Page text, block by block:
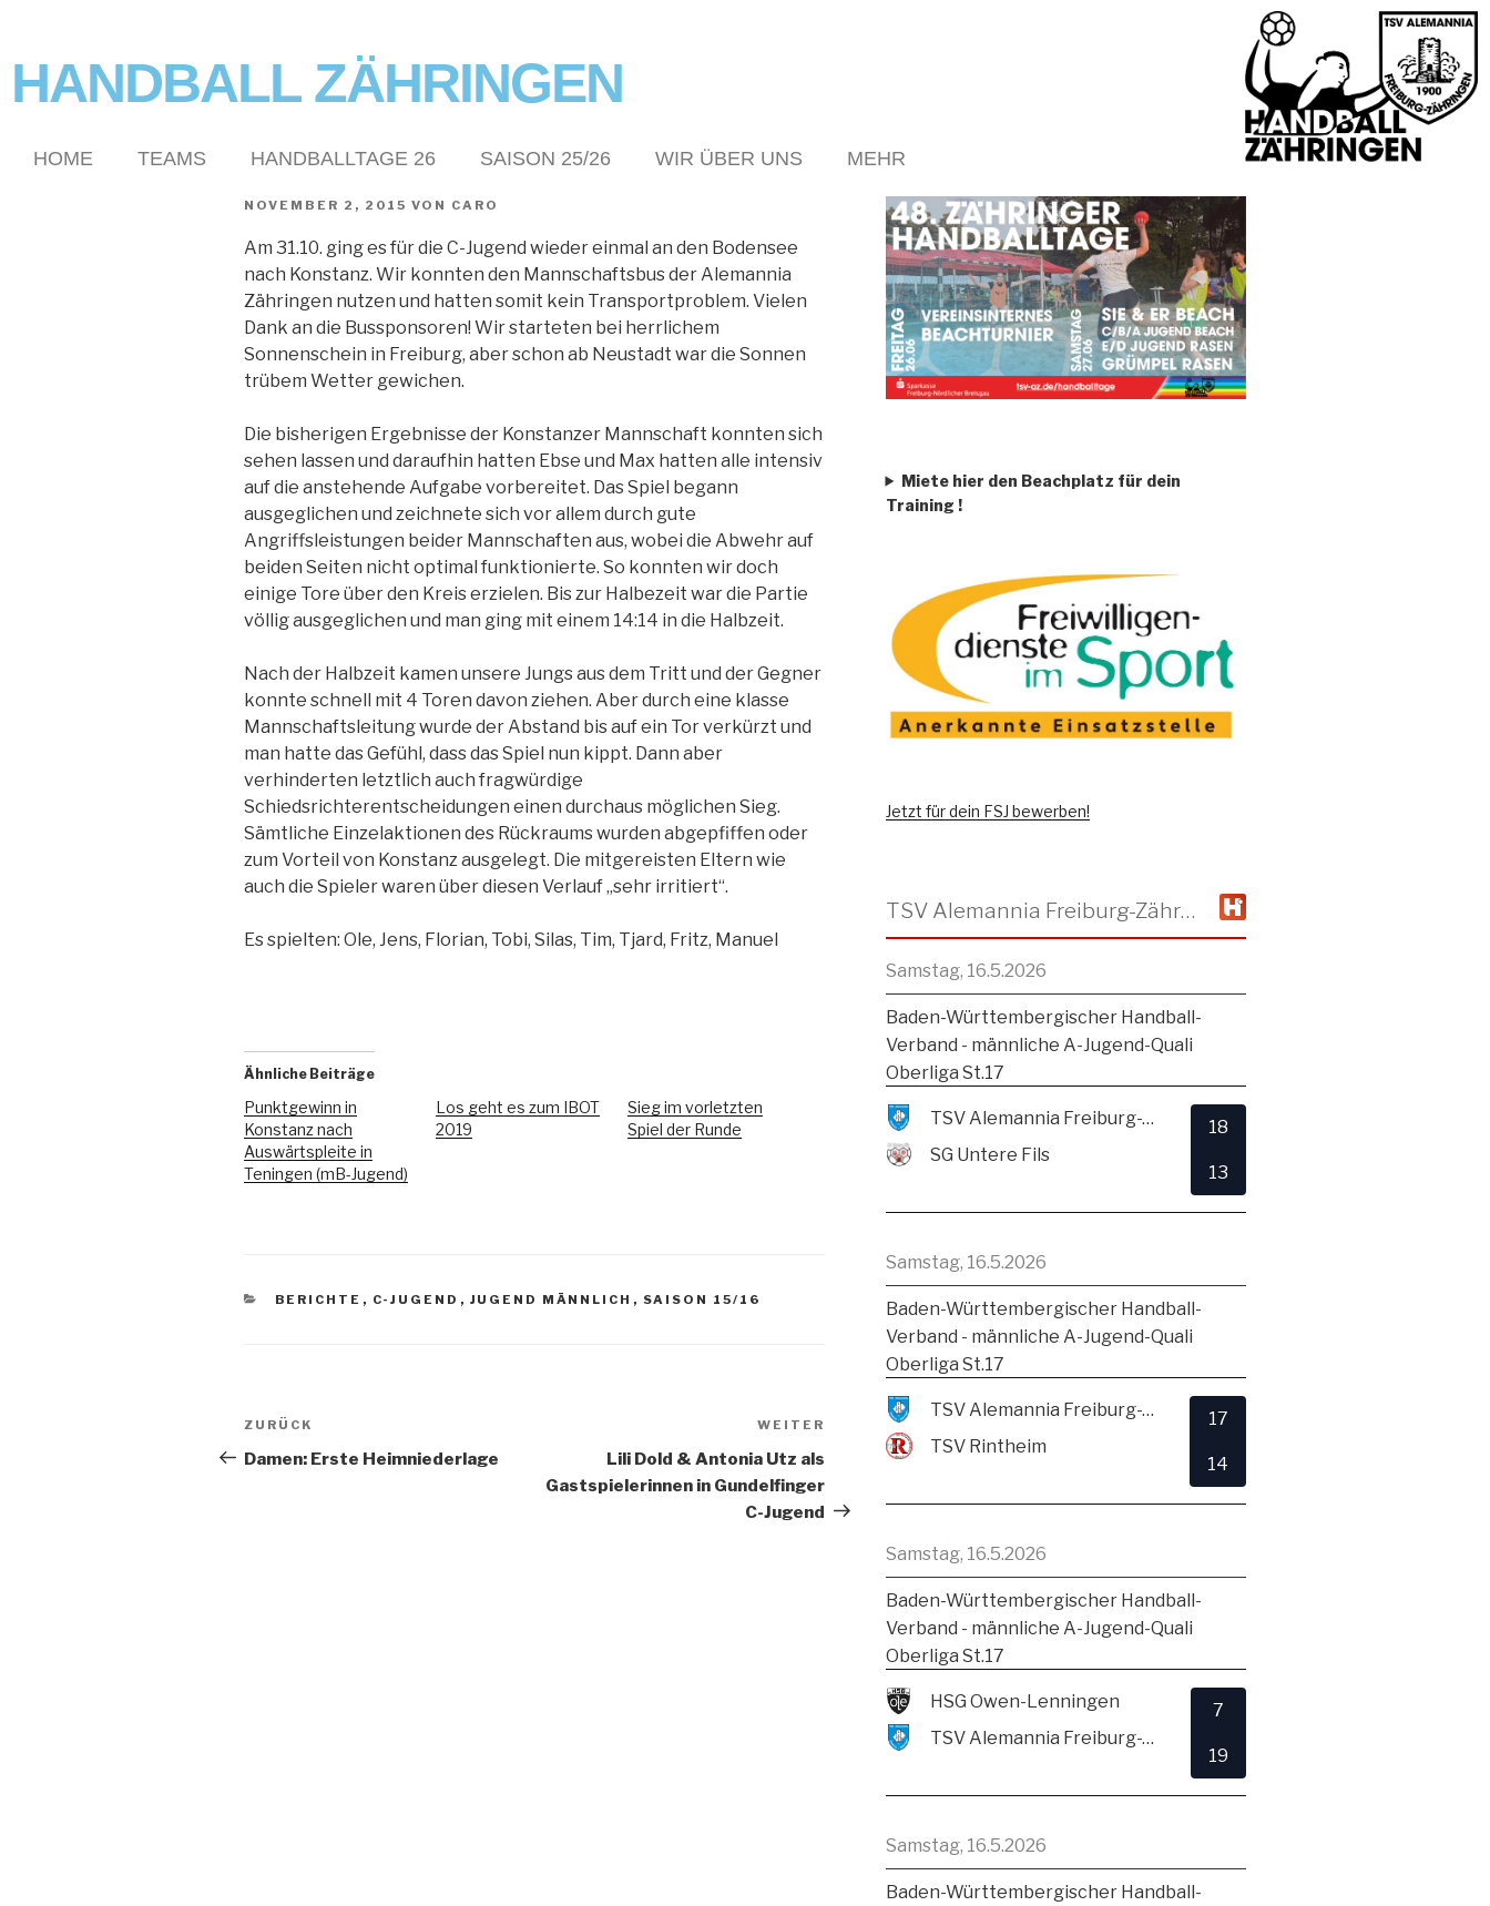
HANDBALL ZÄHRINGEN
HOME TEAMS HANDBALLTAGE 26 SAISON 25/26 WIR ÜBER UNS MEHR
NOVEMBER 2, 2015 VON CARO
Am 31.10. ging es für die C-Jugend wieder einmal an den Bodensee
nach Konstanz. Wir konnten den Mannschaftsbus der Alemannia
Zähringen nutzen und hatten somit kein Transportproblem. Vielen
Dank an die Bussponsoren! Wir starteten bei herrlichem
Sonnenschein in Freiburg, aber schon ab Neustadt war die Sonnen
trübem Wetter gewichen.
Die bisherigen Ergebnisse der Konstanzer Mannschaft konnten sich
sehen lassen und daraufhin hatten Ebse und Max hatten alle intensiv
auf die anstehende Aufgabe vorbereitet. Das Spiel begann
ausgeglichen und zeichnete sich vor allem durch gute
Angriffsleistungen beider Mannschaften aus, wobei die Abwehr auf
beiden Seiten nicht optimal funktionierte. So konnten wir doch
einige Tore über den Kreis erzielen. Bis zur Halbezeit war die Partie
völlig ausgeglichen und man ging mit einem 14:14 in die Halbzeit.
Nach der Halbzeit kamen unsere Jungs aus dem Tritt und der Gegner
konnte schnell mit 4 Toren davon ziehen. Aber durch eine klasse
Mannschaftsleitung wurde der Abstand bis auf ein Tor verkürzt und
man hatte das Gefühl, dass das Spiel nun kippt. Dann aber
verhinderten letztlich auch fragwürdige
Schiedsrichterentscheidungen einen durchaus möglichen Sieg.
Sämtliche Einzelaktionen des Rückraums wurden abgepfiffen oder
zum Vorteil von Konstanz ausgelegt. Die mitgereisten Eltern wie
auch die Spieler waren über diesen Verlauf „sehr irritiert“.
Es spielten: Ole, Jens, Florian, Tobi, Silas, Tim, Tjard, Fritz, Manuel
Ähnliche Beiträge
Punktgewinn in
Konstanz nach
Auswärtspleite in
Teningen (mB-Jugend)
Los geht es zum IBOT
2019
Sieg im vorletzten
Spiel der Runde
BERICHTE , C-JUGEND , JUGEND MÄNNLICH , SAISON 15/16
ZURÜCK
Damen: Erste Heimniederlage
WEITER
Lili Dold & Antonia Utz als
Gastspielerinnen in Gundelfinger
C-Jugend
Miete hier den Beachplatz für dein
Training !
Jetzt für dein FSJ bewerben!
TSV Alemannia Freiburg-Zähringen
Samstag, 16.5.2026
Baden-Württembergischer Handball-
Verband - männliche A-Jugend-Quali
Oberliga St.17
TSV Alemannia Freiburg-Zähringen
SG Untere Fils
18
13
Samstag, 16.5.2026
Baden-Württembergischer Handball-
Verband - männliche A-Jugend-Quali
Oberliga St.17
TSV Alemannia Freiburg-Zähringen
TSV Rintheim
17
14
Samstag, 16.5.2026
Baden-Württembergischer Handball-
Verband - männliche A-Jugend-Quali
Oberliga St.17
HSG Owen-Lenningen
TSV Alemannia Freiburg-Zähringen
7
19
Samstag, 16.5.2026
Baden-Württembergischer Handball-